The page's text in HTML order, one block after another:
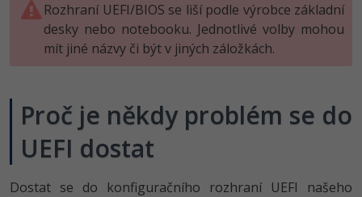
Fórum
Rozhraní UEFI/BIOS se liší podle výrobce základní
desky nebo notebooku. Jednotlivé volby mohou
mít jiné názvy či být v jiných záložkách.
Proč je někdy problém se do
UEFI dostat
Dostat se do konfiguračního rozhraní UEFI našeho